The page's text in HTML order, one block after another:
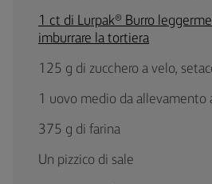
1 ct di Lurpak® Burro
imburrare la tortiera
125 g di zucchero a velo,
1 uovo medio da allevamento
375 g di farina
Un pizzico di sale